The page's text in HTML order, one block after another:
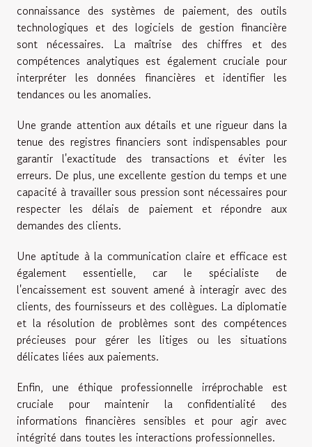
connaissance des systèmes de paiement, des outils
technologiques et des logiciels de gestion financière
sont nécessaires. La maîtrise des chiffres et des
compétences analytiques est également cruciale pour
interpréter les données financières et identifier les
tendances ou les anomalies.
Une grande attention aux détails et une rigueur dans la
tenue des registres financiers sont indispensables pour
garantir l'exactitude des transactions et éviter les
erreurs. De plus, une excellente gestion du temps et une
capacité à travailler sous pression sont nécessaires pour
respecter les délais de paiement et répondre aux
demandes des clients.
Une aptitude à la communication claire et efficace est
également essentielle, car le spécialiste de
l'encaissement est souvent amené à interagir avec des
clients, des fournisseurs et des collègues. La diplomatie
et la résolution de problèmes sont des compétences
précieuses pour gérer les litiges ou les situations
délicates liées aux paiements.
Enfin, une éthique professionnelle irréprochable est
cruciale pour maintenir la confidentialité des
informations financières sensibles et pour agir avec
intégrité dans toutes les interactions professionnelles.